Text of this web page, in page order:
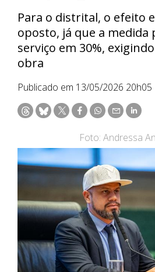
Para o distrital, o efeito
oposto, já que a medida
serviço em 30%,
obra
Publicado em 13/05/2026 20h05
Foto: Andressa